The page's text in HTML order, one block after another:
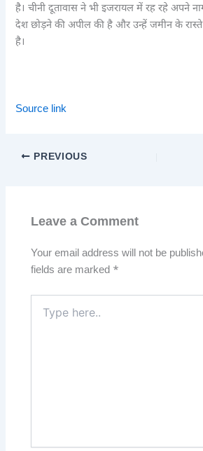
है। चीनी दूतावास ने भी इजरायल में रह रहे अपने
देश छोड़ने की अपील की है और उन्हें जमीन के रास्ते
है।
Source link
PREVIOUS
Leave a Comment
Your email address will not be
fields are marked *
here..